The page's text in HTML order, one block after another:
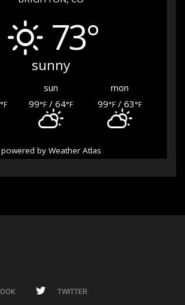
73°
sunny
sun
mon
°F 99°F/ 64°F 99°F/ 63°F
powered by Weather Atlas
TWITTER